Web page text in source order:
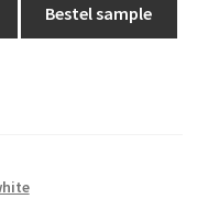
Bestel sample